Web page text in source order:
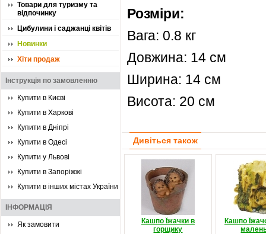
Товари для туризму та
відпочинку
Цибулини і саджанці квітів
Новинки
Хіти продаж
Інструкція по замовленню
Купити в Києві
Купити в Харкові
Купити в Дніпрі
Купити в Одесі
Купити у Львові
Купити в Запоріжжі
Купити в інших містах України
ІНФОРМАЦІЯ
Як замовити
Розміри:
Вага: 0.8 кг
Довжина: 14 см
Ширина: 14 см
Висота: 20 см
Дивіться також
Кашпо Їжачки в
горщику
Кашпо